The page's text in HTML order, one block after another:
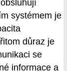
systémem je
důraz je
se
informace a